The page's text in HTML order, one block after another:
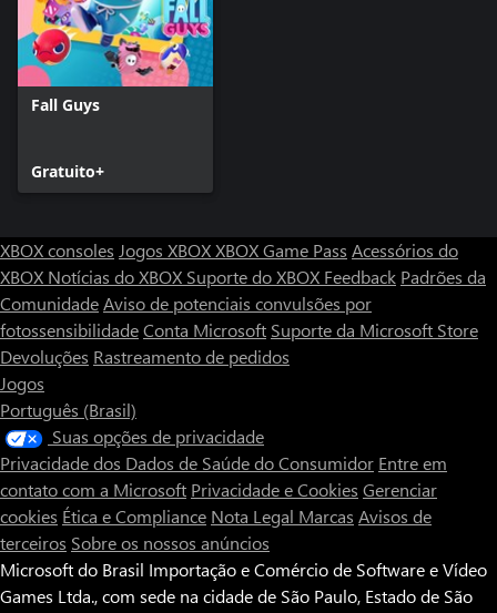
Fall Guys
Gratuito+
XBOX consoles Jogos XBOXXBOX Game Pass Acessórios do
XBOX Notícias do XBOX Suporte do XBOX Feedback Padrões da
ComunidadeAviso de potenciais convulsões por
fotossensibilidadeConta Microsoft Suporte da Microsoft Store
Devoluções Rastreamento de pedidos
Jogos
Português (Brasil)
Suas opções de privacidade
Privacidade dos Dados de Saúde do Consumidor Entre em
contato com a Microsoft Privacidade e Cookies Gerenciar
cookies Ética e Compliance Nota Legal Marcas Avisos de
terceiros Sobre os nossos anúncios
Microsoft do Brasil Importação e Comércio de Software e Vídeo
Games Ltda., com sede na cidade de São Paulo, Estado de São